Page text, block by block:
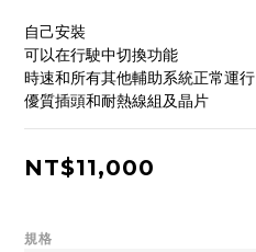
自己安裝
可以在行駛中切換功能
時速和所有其他輔助系統正常運行
優質插頭和耐熱線組及晶片
NT$11,000
規格